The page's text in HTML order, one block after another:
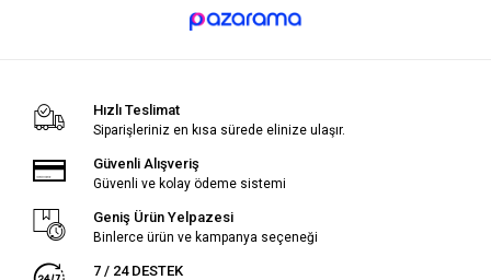
Hızlı Teslimat
Siparişleriniz en kısa sürede elinize ulaşır.
Güvenli Alışveriş
Güvenli ve kolay ödeme sistemi
Geniş Ürün Yelpazesi
Binlerce ürün ve kampanya seçeneği
7 / 24 DESTEK